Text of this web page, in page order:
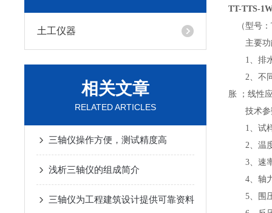
土工仪器
相关文章
RELATED ARTICLES
三轴仪操作方便，测试精度高
浅析三轴仪的组成简介
三轴仪为工程建筑设计提供可靠资料
TT-TTS-
（型号：
主要功
1、排水
2、不同
胀 ；线性
技术参
1、试样
2、温度
3、速率
4、轴力
5、围压